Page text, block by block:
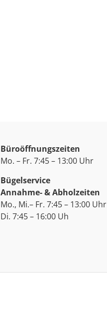
Büroöffnungszeiten
Mo. – Fr. 7:45 – 13:00 Uhr
Bügelservice
Annahme- & Abholzeiten
Mo., Mi.– Fr. 7:45 – 13:00 Uhr
Di. 7:45 – 16:00 Uh